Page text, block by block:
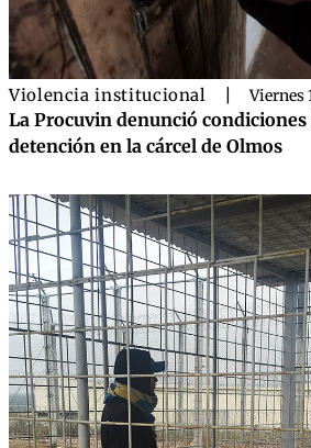
Violencia institucional Viernes
La Procuvin denunció
detención en la cárcel de Olmos